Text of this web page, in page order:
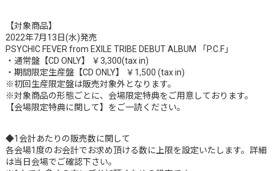
【対象商品】
2022年7月13日(水)発売
PSYCHIC FEVER from EXILE TRIBE DEBUT ALBUM 「P.C.F」
・通常盤【CD ONLY】 ￥3,300(tax in)
・期間限定生産盤【CD ONLY】 ￥1,500 (tax in)
※初回生産限定盤は販売対象外となります。
※対象商品の形態ごとに、会場限定特典をご用意しております。
【会場限定特典に関して】をご一読ください。
◆1会計あたりの販売数に関して
各会場1度のお会計でお求め頂ける数に上限を設定いたします。詳細
は当日会場でご確認下さい。